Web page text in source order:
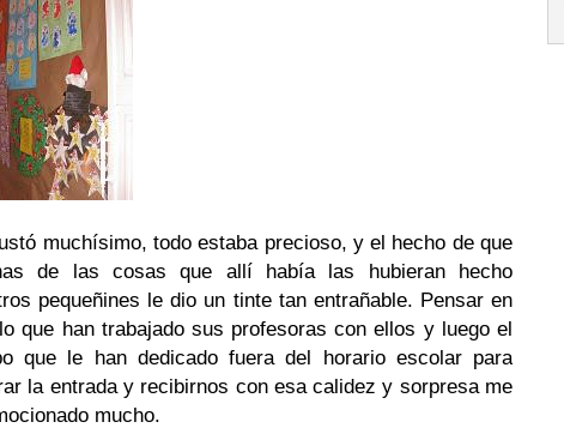
muchísimo, todo estaba precioso, y el hecho de que
de las cosas que allí había las hubieran hecho
pequeñines le dio un tinte tan entrañable. Pensar en
que han trabajado sus profesoras con ellos y luego el
que le han dedicado fuera del horario escolar para
la entrada y recibirnos con esa calidez y sorpresa me
mucho.